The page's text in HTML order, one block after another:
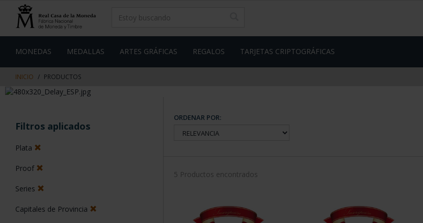
contenido
de
MONEDAS MEDALLAS ARTES GRÁFICAS REGALOS TARJETAS CRIPTOGRÁFICAS
INICIO PRODUCTOS
Filtros aplicados
Plata
Proof
Series
Capitales de Provincia
ORDENAR POR:
5 Productos encontrados